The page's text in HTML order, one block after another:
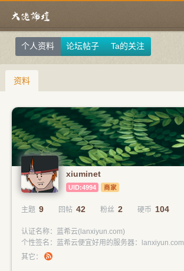
个人资料 论坛帖子 Ta的关注
资料
xiuminet
UID:4994 商家
主题 9 回帖 42 粉丝 2 硬币 104
认证名称：蓝希云(lanxiyun.com)
个性签名：蓝希云便宜好用的服务器：lanxiyun.com
其它：